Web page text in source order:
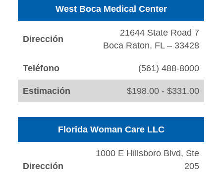
West Boca Medical Center
Dirección
21644 State Road 7
Boca Raton, FL – 33428
Teléfono (561) 488-8000
Estimación $198.00 - $331.00
Florida Woman Care LLC
Dirección
1000 E Hillsboro Blvd, Ste
205